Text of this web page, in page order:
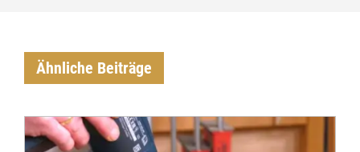
Ähnliche Beiträge